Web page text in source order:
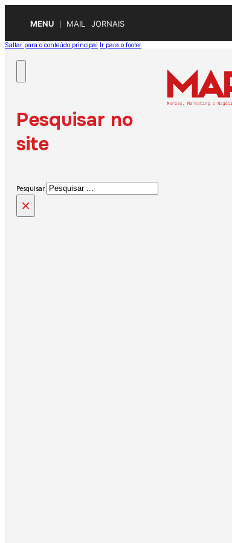
MENU MAIL JORNAIS
Saltar para o conteúdo principal Ir para o footer
Pesquisar no
site
Pesquisar
×